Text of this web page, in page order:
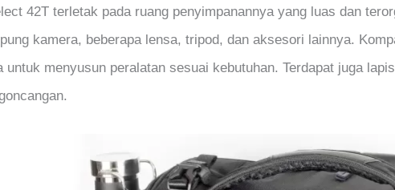
42T terletak pada ruang penyimpanannya yang luas dan
kamera, beberapa lensa, tripod, dan aksesori lainnya.
untuk menyusun peralatan sesuai kebutuhan. Terdapat juga